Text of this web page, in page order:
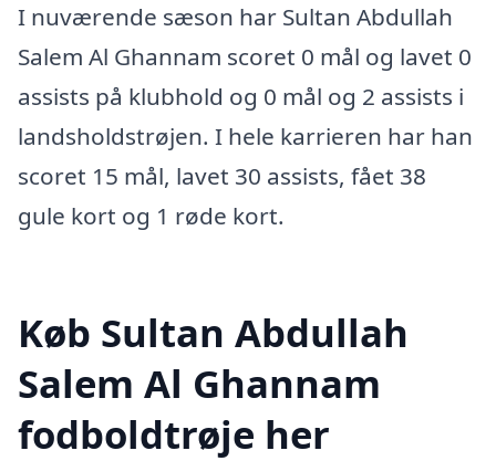
I nuværende sæson har Sultan Abdullah
Salem Al Ghannam scoret 0 mål og lavet 0
assists på klubhold og 0 mål og 2 assists i
landsholdstrøjen. I hele karrieren har han
scoret 15 mål, lavet 30 assists, fået 38
gule kort og 1 røde kort.
Køb Sultan Abdullah
Salem Al Ghannam
fodboldtrøje her